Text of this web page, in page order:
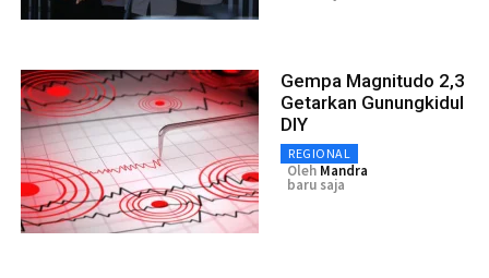
Gempa Magnitudo 2,3
Getarkan Gunungkidul
DIY
REGIONAL
Oleh Mandra
baru saja